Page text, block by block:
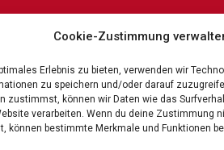
Cookie-Zustimmung
Erlebnis zu bieten, verwenden wir
zu speichern und/oder darauf
zustimmst, können wir Daten wie das
verarbeiten. Wenn du deine Zustimmung
können bestimmte Merkmale und Funktionen